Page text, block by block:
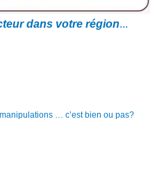
dans votre région...
… c’est bien ou pas?